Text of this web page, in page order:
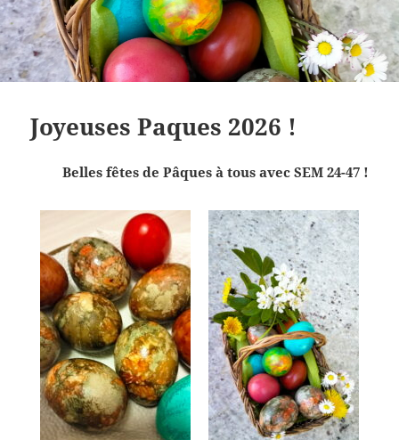
Joyeuses Paques 2026 !
Belles fêtes de Pâques à tous avec SEM 24-47 !